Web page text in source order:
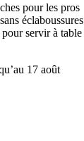
pour les pros
éclaboussures
servir à table
17 août